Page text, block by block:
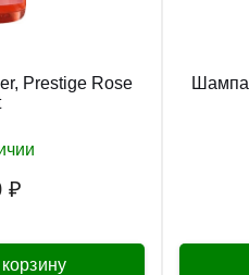
₽
Prestige Rose